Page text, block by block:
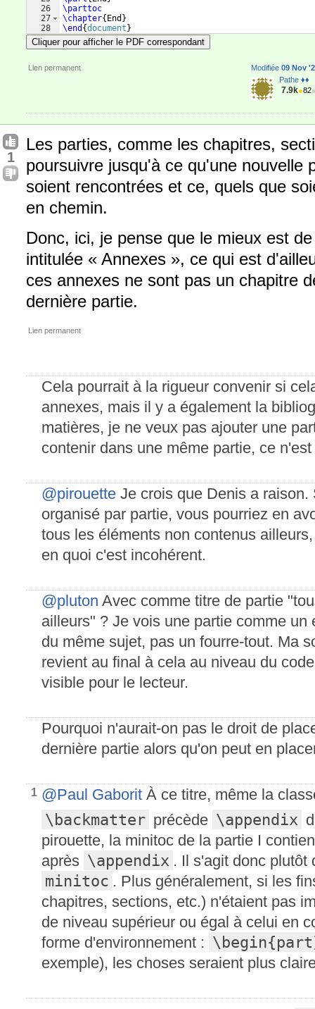
26
27
28
\parttoc
\chapter{ End }
\end {document }
Cliquer pour afficher le PDF correspondant
Lien permanent Modifiée 09 Nov
Pathe ♦♦
7.9k●82
1
Les parties, comme les chapitres,
poursuivre jusqu'à ce qu'une nouvelle
soient rencontrées et ce, quels que
en chemin.
Donc, ici, je pense que le mieux est
intitulée « Annexes », ce qui est
ces annexes ne sont pas un chapitre
dernière partie.
Lien permanent
Cela pourrait à la rigueur convenir si
annexes, mais il y a également la
matières, je ne veux pas ajouter une
contenir dans une même partie, ce
@pirouette Je crois que Denis a
organisé par partie, vous pourriez en
tous les éléments non contenus
en quoi c'est incohérent.
@pluton Avec comme titre de partie
ailleurs" ? Je vois une partie comme
du même sujet, pas un fourre-tout. Ma
revient au final à cela au niveau du
visible pour le lecteur.
Pourquoi n'aurait-on pas le droit de
dernière partie alors qu'on peut en
1 @Paul Gaborit À ce titre, même la
\backmatter précède \appendix
pirouette, la minitoc de la partie I
après \appendix . Il s'agit donc plutôt
minitoc . Plus généralement, si les
chapitres, sections, etc.) n'étaient pas
de niveau supérieur ou égal à celui en
forme d'environnement :
exemple), les choses seraient plus